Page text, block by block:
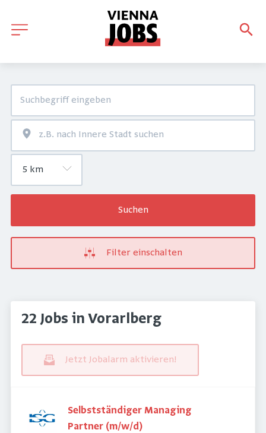
Suchen
Filter einschalten
22 Jobs in Vorarlberg
Jetzt Jobalarm aktivieren!
Selbstständiger Managing
Partner (m/w/d)